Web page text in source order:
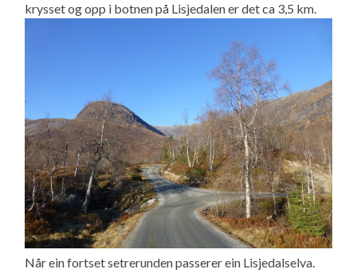
krysset og opp i botnen på Lisjedalen er det ca 3,5 km.
Når ein fortset setrerunden passerer ein Lisjedalselva.